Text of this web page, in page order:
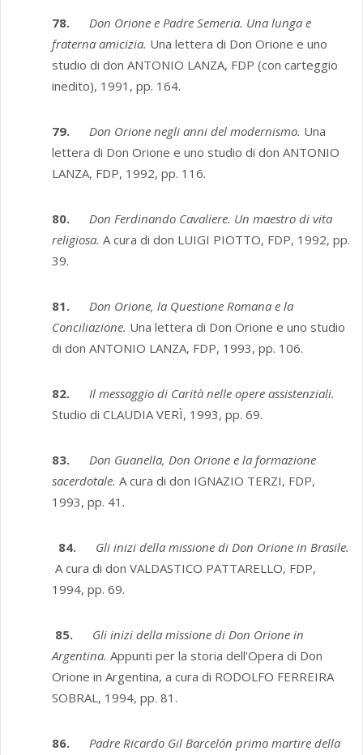
78. Don Orione e Padre Semeria. Una lunga e
fraterna amicizia. Una lettera di Don Orione e uno
studio di don ANTONIO LANZA, FDP (con carteggio
inedito), 1991, pp. 164.
79. Don Orione negli anni del modernismo. Una
lettera di Don Orione e uno studio di don ANTONIO
LANZA, FDP, 1992, pp. 116.
80. Don Ferdinando Cavaliere. Un maestro di vita
religiosa. A cura di don LUIGI PIOTTO, FDP, 1992, pp.
39.
81. Don Orione, la Questione Romana e la
Conciliazione. Una lettera di Don Orione e uno studio
di don ANTONIO LANZA, FDP, 1993, pp. 106.
82. Il messaggio di Carità nelle opere assistenziali.
Studio di CLAUDIA VERÌ, 1993, pp. 69.
83. Don Guanella, Don Orione e la formazione
sacerdotale. A cura di don IGNAZIO TERZI, FDP,
1993, pp. 41.
84. Gli inizi della missione di Don Orione in Brasile.
A cura di don VALDASTICO PATTARELLO, FDP,
1994, pp. 69.
85. Gli inizi della missione di Don Orione in
Argentina. Appunti per la storia dell'Opera di Don
Orione in Argentina, a cura di RODOLFO FERREIRA
SOBRAL, 1994, pp. 81.
86. Padre Ricardo Gil Barcelón primo martire della